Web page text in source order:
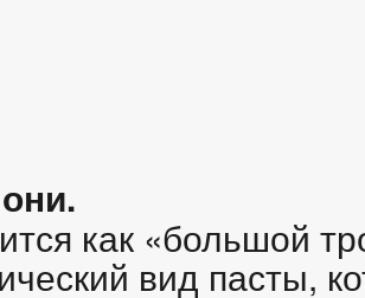
как «большой
вид пасты,